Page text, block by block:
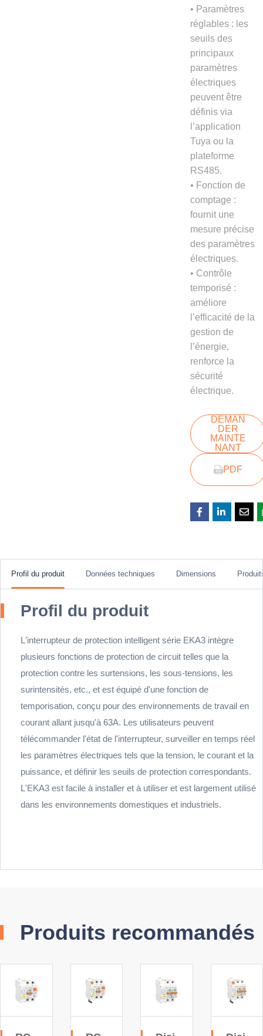
• Paramètres
réglables : les
seuils des
principaux
paramètres
électriques
peuvent être
définis via
l’application
Tuya ou la
plateforme
RS485.
• Fonction de
comptage :
fournit une
mesure précise
des paramètres
électriques.
• Contrôle
temporisé :
améliore
l’efficacité de la
gestion de
l’énergie,
renforce la
sécurité
électrique.
DEMAN
DER
MAINTE
NANT
PDF
Profil du produit Données techniques Dimensions
Profil du produit
L'interrupteur de protection intelligent série EKA3 intègre
plusieurs fonctions de protection de circuit telles que la
protection contre les surtensions, les sous-tensions, les
surintensités, etc., et est équipé d'une fonction de
temporisation, conçu pour des environnements de travail en
courant allant jusqu'à 63A. Les utilisateurs peuvent
télécommander l'état de l'interrupteur, surveiller en temps réel
les paramètres électriques tels que la tension, le courant et la
puissance, et définir les seuils de protection correspondants.
L'EKA3 est facile à installer et à utiliser et est largement utilisé
dans les environnements domestiques et industriels.
Produits recommandés